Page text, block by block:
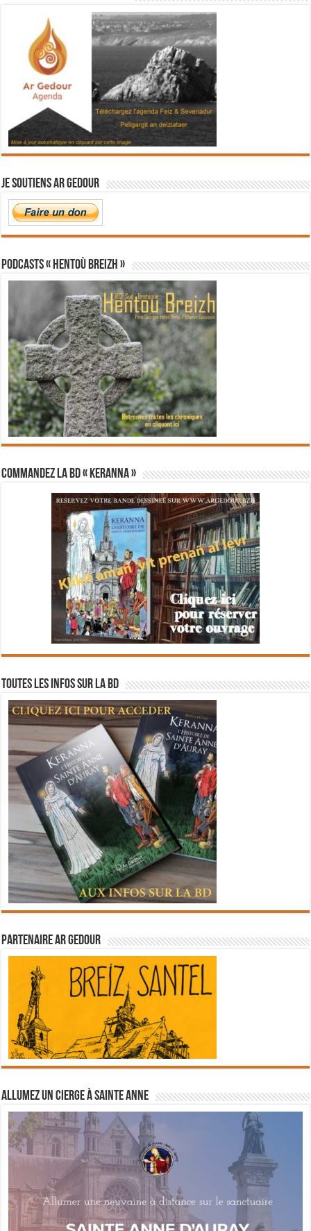
Je soutiens Ar Gedour
PODCASTS « Hentoù Breizh »
Commandez la BD « Keranna »
Toutes les infos sur la BD
Partenaire Ar Gedour
Allumez un cierge à Sainte Anne